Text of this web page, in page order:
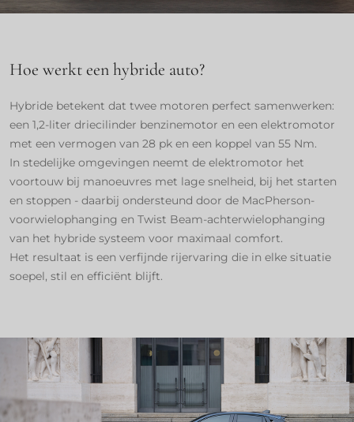
Hoe werkt een hybride auto?
Hybride betekent dat twee motoren perfect samenwerken:
een 1,2-liter driecilinder benzinemotor en een elektromotor
met een vermogen van 28 pk en een koppel van 55 Nm.
In stedelijke omgevingen neemt de elektromotor het
voortouw bij manoeuvres met lage snelheid, bij het starten
en stoppen - daarbij ondersteund door de MacPherson-
voorwielophanging en Twist Beam-achterwielophanging
van het hybride systeem voor maximaal comfort.
Het resultaat is een verfijnde rijervaring die in elke situatie
soepel, stil en efficiënt blijft.